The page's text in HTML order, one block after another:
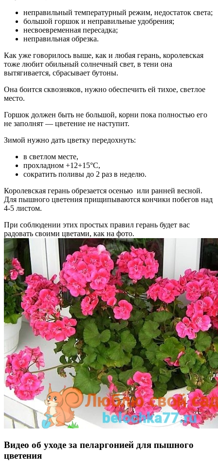
неправильный температурный режим, недостаток света;
большой горшок и неправильные удобрения;
несвоевременная пересадка;
неправильная обрезка.
Как уже говорилось выше, как и любая герань, королевская
тоже любит обильный солнечный свет, в тени она
вытягивается, сбрасывает бутоны.
Она боится сквозняков, нужно обеспечить ей тихое, светлое
место.
Горшок должен быть не большой, корни пока полностью его
не заполнят — цветение не наступит.
Зимой нужно дать цветку передохнуть:
в светлом месте,
прохладном +12+15°С,
сократить поливы до 2 раз в неделю.
Королевская герань обрезается осенью или ранней весной.
Для пышного цветения прищипываются кончики побегов над
4-5 листом.
При соблюдении этих простых правил герань будет вас
радовать своими цветами, как на фото.
Видео об уходе за пеларгонией для пышного
цветения